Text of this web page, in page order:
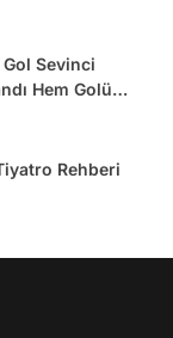
Sevinci
Hem Golü
Rehberi